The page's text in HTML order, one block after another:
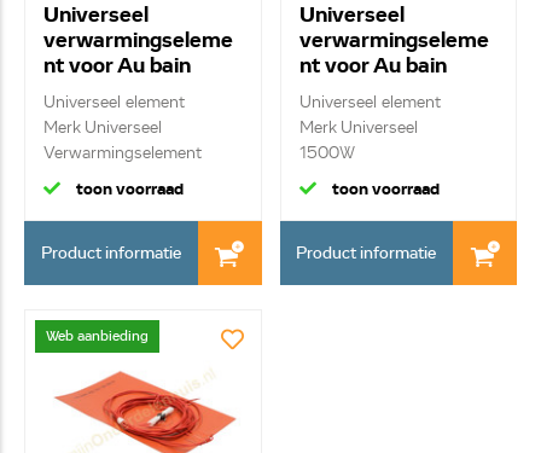
Universeel
verwarmingseleme
nt voor Au bain
marie 1000W
390x197mm
Universeel element
Merk Universeel
Verwarmingselement
100...
toon voorraad
Product informatie
Universeel
verwarmingseleme
nt voor Au bain
marie 1500W
290x45mm
Universeel element
Merk Universeel
1500W
verwarmingselemen...
toon voorraad
Product informatie
Web aanbieding